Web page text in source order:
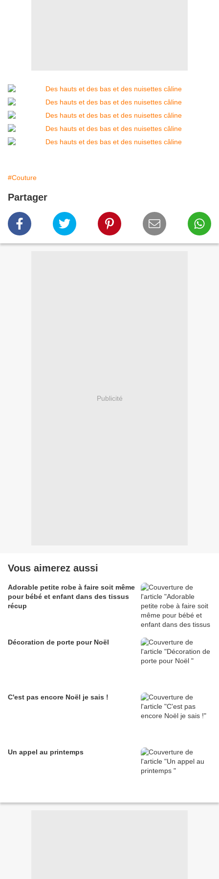
#Couture
Partager
Publicité
Vous aimerez aussi
Adorable petite robe à faire soit même
pour bébé et enfant dans des tissus
récup
Décoration de porte pour Noël
C'est pas encore Noël je sais !
Un appel au printemps